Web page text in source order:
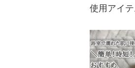
使用アイ